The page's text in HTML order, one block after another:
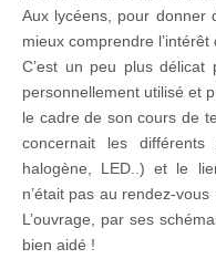
Aux lycéens, pour donner
mieux comprendre l’intérêt
C’est un peu plus délicat
personnellement utilisé et
le cadre de son cours de
concernait les différents
halogène, LED..) et le
n’était pas au rendez-
L’ouvrage, par ses
bien aidé !